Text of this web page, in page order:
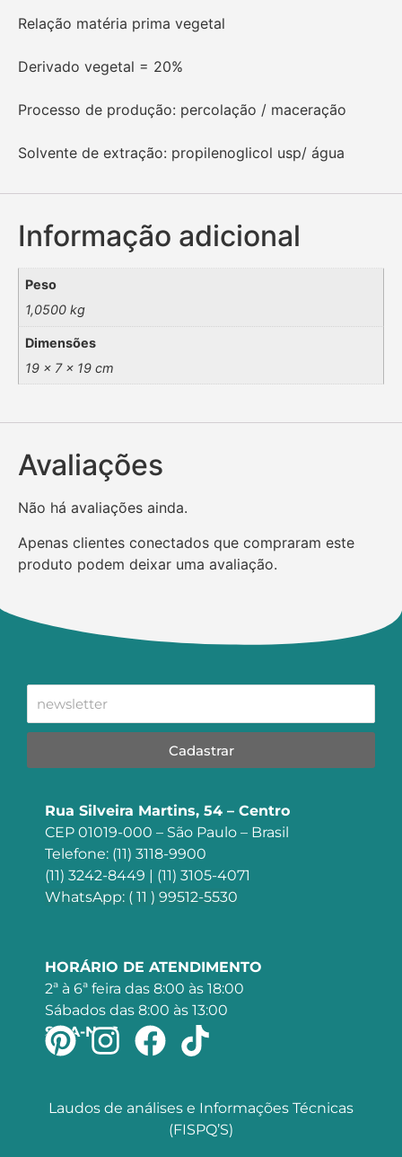
Relação matéria prima vegetal
Derivado vegetal = 20%
Processo de produção: percolação / maceração
Solvente de extração: propilenoglicol usp/ água
Informação adicional
Peso
1,0500 kg
Dimensões
19 × 7 × 19 cm
Avaliações
Não há avaliações ainda.
Apenas clientes conectados que compraram este
produto podem deixar uma avaliação.
Cadastrar
Rua Silveira Martins, 54 – Centro
CEP 01019-000 – São Paulo – Brasil
Telefone: (11) 3118-9900
(11) 3242-8449 | (11) 3105-4071
WhatsApp: ( 11 ) 99512-5530
HORÁRIO DE ATENDIMENTO
2ª à 6ª feira das 8:00 às 18:00
Sábados das 8:00 às 13:00
SIGA-NOS
Laudos de análises e Informações Técnicas
(FISPQ’S)